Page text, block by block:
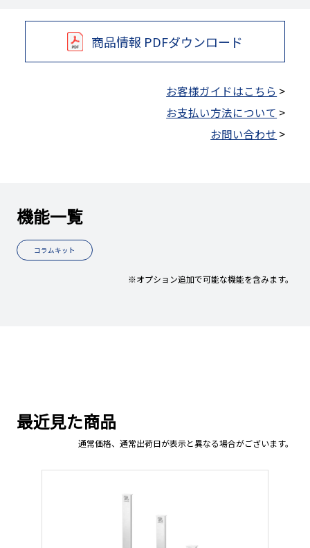
商品情報 PDFダウンロード
お客様ガイドはこちら >
お支払い方法について >
お問い合わせ >
機能一覧
コラムキット
※オプション追加で可能な機能を含みます。
最近見た商品
通常価格、通常出荷日が表示と異なる場合がございます。